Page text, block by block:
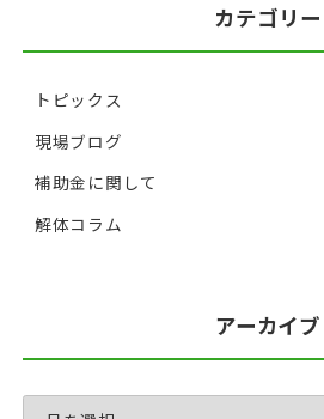
カテゴリー
トピックス
現場ブログ
補助金に関して
解体コラム
アーカイブ